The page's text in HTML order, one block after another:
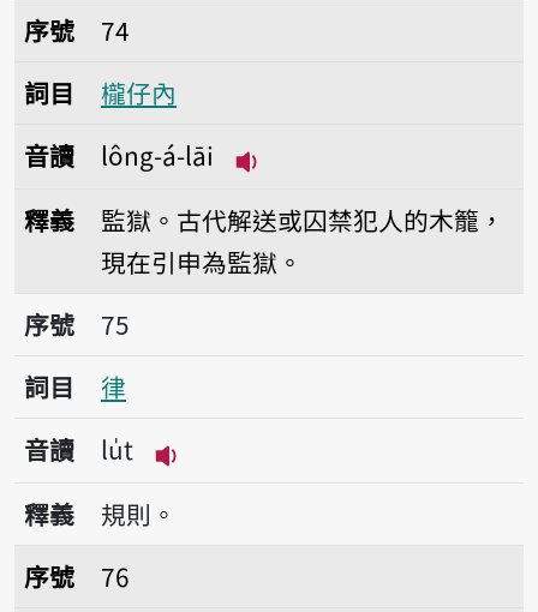
序號74櫳仔內
序號
74
詞目
櫳仔內
音讀
lông-á-lāi
釋義
監獄。古代解送或囚禁犯人的木籠，
現在引申為監獄。
序號75律
序號
75
詞目
律
音讀
lu̍t
播放音讀lu̍t
釋義
規則。
序號76律師
序號
76